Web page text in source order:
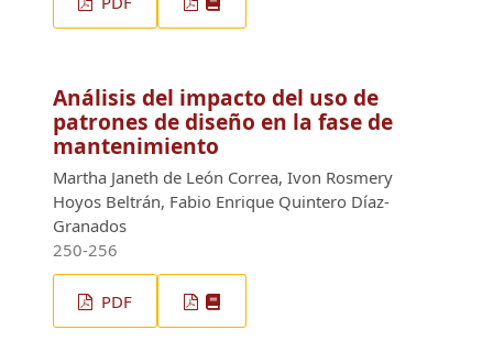
Análisis del impacto del uso de
patrones de diseño en la fase de
mantenimiento
Martha Janeth de León Correa, Ivon Rosmery
Hoyos Beltrán, Fabio Enrique Quintero Díaz-
Granados
250-256
PDF